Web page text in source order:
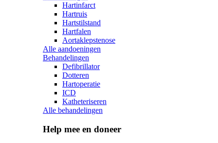
Hartinfarct
Hartruis
Hartstilstand
Hartfalen
Aortaklepstenose
Alle aandoeningen
Behandelingen
Defibrillator
Dotteren
Hartoperatie
ICD
Katheteriseren
Alle behandelingen
Help mee en doneer